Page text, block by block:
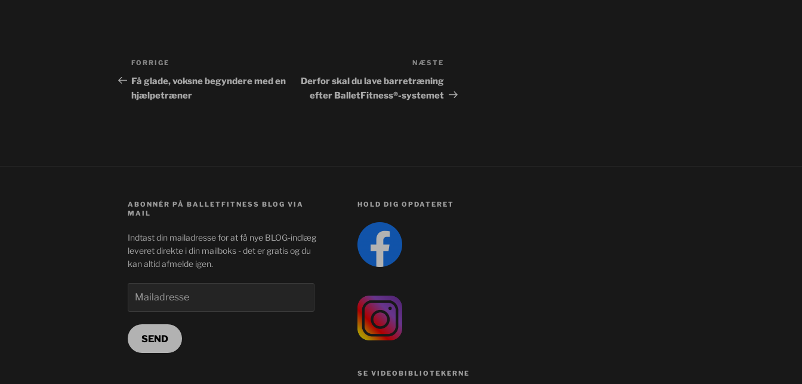
Indlægsnavigation
Forrige
indlæg
FORRIGE
Få glade, voksne begyndere med en
hjælpetræner
indlæg
NÆSTE
Derfor skal du lave barretræning
efter BalletFitness®-systemet
ABONNÉR PÅ BALLETFITNESS BLOG VIA
MAIL
Indtast din mailadresse for at få nye BLOG-indlæg
leveret direkte i din mailboks - det er gratis og du
kan altid afmelde igen.
SEND
HOLD DIG OPDATERET
SE VIDEOBIBLIOTEKERNE